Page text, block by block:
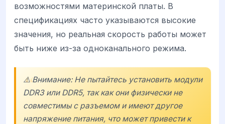
возможностями материнской платы. В
спецификациях часто указываются высокие
значения, но реальная скорость работы может
быть ниже из-за одноканального режима.
⚠️ Внимание: Не пытайтесь установить модули
DDR3 или DDR5, так как они физически не
совместимы с разъемом и имеют другое
напряжение питания, что может привести к